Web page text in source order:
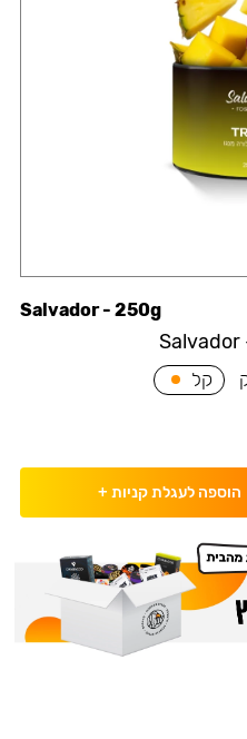
Salvador
Salvador - 250g
קל
הוספה לעגלת קניות +